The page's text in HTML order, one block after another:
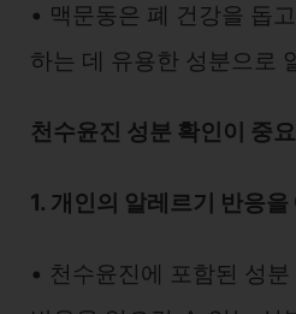
• 맥문동은 폐 건강을 돕
하는 데 유용한 성분으로
천수윤진 성분 확인이 중
1. 개인의 알레르기 반응을
• 천수윤진에 포함된 성